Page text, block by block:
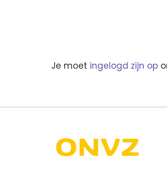
Je moet ingelogd zijn op